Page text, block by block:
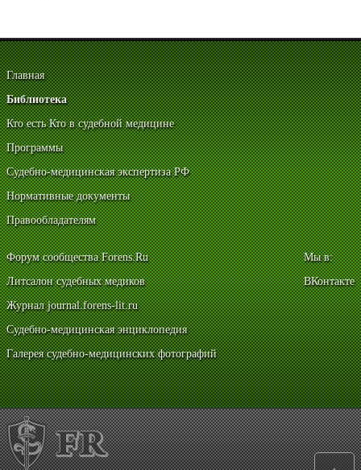
Главная
Библиотека
Кто есть Кто в судебной медицине
Программы
Судебно-медицинская экспертиза РФ
Нормативные документы
Правообладателям
Форум сообщества Forens.Ru
Литсалон судебных медиков
Журнал journal.forens-lit.ru
Судебно-медицинская энциклопедия
Галерея судебно-медицинских фотографий
Мы в:
ВКонтакте